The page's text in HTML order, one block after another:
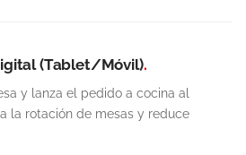
(Tablet/Móvil).
y lanza el pedido a cocina al
la rotación de mesas y reduce